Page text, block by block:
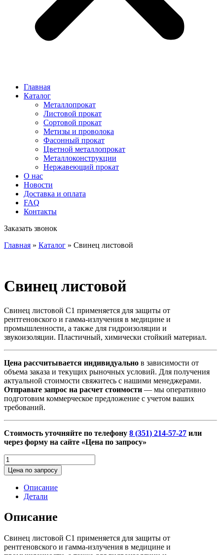
Главная
Каталог
Металлопрокат
Листовой прокат
Сортовой прокат
Метизы и проволока
Фасонный прокат
Цветной металлопрокат
Металлоконструкции
Нержавеющий прокат
О нас
Новости
Доставка и оплата
FAQ
Контакты
Заказать звонок
Главная » Каталог » Свинец листовой
Свинец листовой
Свинец листовой С1 применяется для защиты от
рентгеновского и гамма-излучения в медицине и
промышленности, а также для гидроизоляции и
звукоизоляции. Пластичный, химически стойкий материал.
Цена рассчитывается индивидуально в зависимости от
объема заказа и текущих рыночных условий. Для получения
актуальной стоимости свяжитесь с нашими менеджерами.
Отправьте запрос на расчет стоимости — мы оперативно
подготовим коммерческое предложение с учетом ваших
требований.
Стоимость уточняйте по телефону 8 (351) 214-57-27 или
через форму на сайте «Цена по запросу»
Количество
товара
Свинец
листовой
Цена по запросу
Описание
Детали
Описание
Свинец листовой С1 применяется для защиты от
рентгеновского и гамма-излучения в медицине и